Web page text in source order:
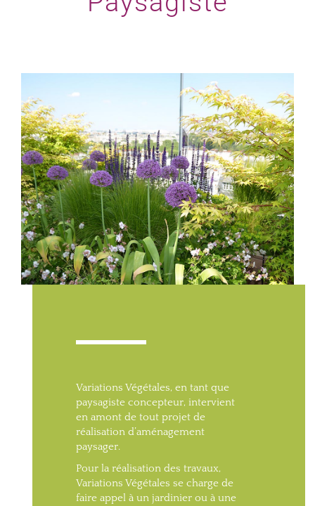
Variations Végétales, en tant que
paysagiste concepteur, intervient
en amont de tout projet de
réalisation d’aménagement
paysager.
Pour la réalisation des travaux,
Variations Végétales se charge de
faire appel à un jardinier ou à une